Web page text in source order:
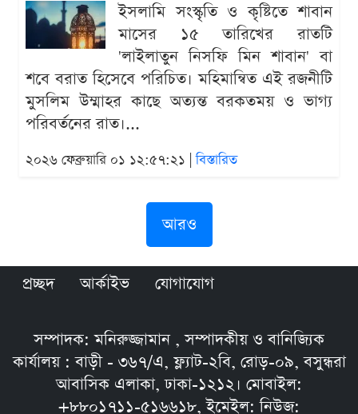
ইসলামি সংস্কৃতি ও কৃষ্টিতে শাবান
মাসের ১৫ তারিখের রাতটি
'লাইলাতুন নিসফি মিন শাবান' বা
শবে বরাত হিসেবে পরিচিত। মহিমান্বিত এই রজনীটি
মুসলিম উম্মাহর কাছে অত্যন্ত বরকতময় ও ভাগ্য
পরিবর্তনের রাত।...
২০২৬ ফেব্রুয়ারি ০১ ১২:৫৭:২১ |বিস্তারিত
আরও
প্রচ্ছদ আর্কাইভ যোগাযোগ
সম্পাদক: মনিরুজ্জামান , সম্পাদকীয় ও বানিজ্যিক
কার্যালয় : বাড়ী - ৩৬৭/এ, ফ্ল্যাট-২বি, রোড়-০৯, বসুন্ধরা
আবাসিক এলাকা, ঢাকা-১২১২। মোবাইল:
+৮৮০১৭১১-৫১৬৬১৮, ইমেইল: নিউজ: